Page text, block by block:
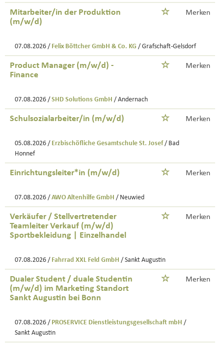
Mitarbeiter/in der Produktion
(m/w/d)
Merken
07.08.2026 / Felix Böttcher GmbH & Co. KG / Grafschaft-Gelsdorf
Product Manager (m/w/d) -
Finance
Merken
07.08.2026 / SHD Solutions GmbH / Andernach
Schulsozialarbeiter/in (m/w/d) Merken
05.08.2026 / Erzbischöfliche Gesamtschule St. Josef / Bad
Honnef
Einrichtungsleiter*in (m/w/d) Merken
07.08.2026 / AWO Altenhilfe GmbH / Neuwied
Verkäufer / Stellvertretender
Teamleiter Verkauf (m/w/d)
Sportbekleidung | Einzelhandel
Merken
07.08.2026 / Fahrrad XXL Feld GmbH / Sankt Augustin
Dualer Student / duale Studentin
(m/w/d) im Marketing Standort
Sankt Augustin bei Bonn
Merken
07.08.2026 / PROSERVICE Dienstleistungsgesellschaft mbH /
Sankt Augustin